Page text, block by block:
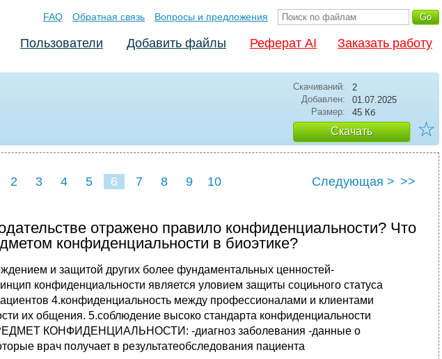
FAQ Обратная связь Вопросы и предложения
Пользователи Добавить файлы Реферат AI Заказать работу
Скачиваний:
2
Добавлен:
01.07.2025
Размер:
45 Кб
Скачать ☆
2 3 4 5 6 7 8 9 10 Следующая > >>
отражено правило конфиденциальности? Что
конфиденциальности в биоэтике?
и защитой других более фундаментальных ценностей-
конфиденциальности является уловием защиты социьного статуса
4.конфиденциальность между профессионалами и клиентами
их общения. 5.соблюдение высоко стандарта конфиденциальности
КОНФИДЕНЦИАЛЬНОСТИ: -диагноз заболевания -данные о
врач получает в результатеобследования пациента